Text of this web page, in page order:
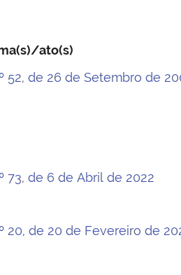
ato(s)
52, de 26 de Setembro de
73, de 6 de Abril de 2022
20, de 20 de Fevereiro de